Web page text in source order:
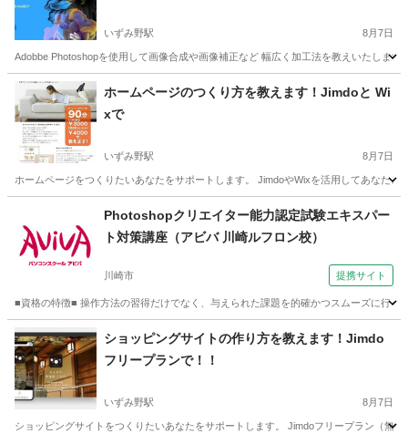
いずみ野駅 8月7日
Adobbe Photoshopを使用して画像合成や画像補正など 幅広く加工法を教えいたしま
神奈川 横浜市 いずみ野駅 パソコン Adobe
ホームページのつくり方を教えます！Jimdoと Wi
xで
いずみ野駅 8月7日
ホームページをつくりたいあなたをサポートします。 JimdoやWixを活用してあなた
パソコン
Photoshopクリエイター能力認定試験エキスパー
ト対策講座（アビバ 川崎ルフロン校）
川崎市 提携サイト
■資格の特徴■ 操作方法の習得だけでなく、与えられた課題を的確かつスムーズに行
神奈川 川崎市 Photoshop
ショッピングサイトの作り方を教えます！Jimdo
フリープランで！！
いずみ野駅 8月7日
ショッピングサイトをつくりたいあなたをサポートします。 Jimdoフリープラン（無